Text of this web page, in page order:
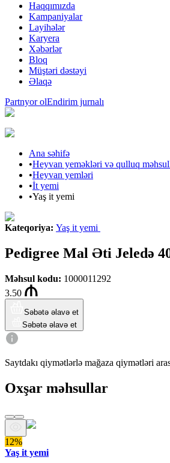
Haqqımızda
Kampaniyalar
Layihələr
Karyera
Xəbərlər
Bloq
Müştəri dəstəyi
Əlaqə
Partnyor olEndirim jurnalı
Ana səhifə
•Heyvan yeməkləri və qulluq
•Heyvan yemləri
•İt yemi
•Yaş it yemi
Kateqoriya: Yaş it yemi
Pedigree Mal Əti Jeledə
Məhsul kodu: 1000011292
3.50
Səbətə əlavə et
Səbətə əlavə et
Saytdakı qiymətlərlə mağaza qiymətləri
Oxşar məhsullar
12%
Yaş it yemi